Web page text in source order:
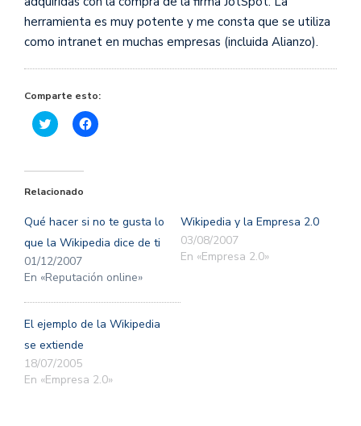
herramienta es muy potente y me consta que se utiliza
como intranet en muchas empresas (incluida Alianzo).
Comparte esto:
Haz
clic
Twitter
abre
ventana
nueva)
Haz
clic
una
ventana
nueva)
Relacionado
Qué hacer si no te gusta lo
que la Wikipedia dice de ti
01/12/2007
En «Reputación online»
Wikipedia y la Empresa 2.0
03/08/2007
En «Empresa 2.0»
El ejemplo de la Wikipedia
se extiende
18/07/2005
En «Empresa 2.0»